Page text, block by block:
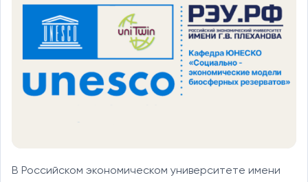
В Российском экономическом университете имени